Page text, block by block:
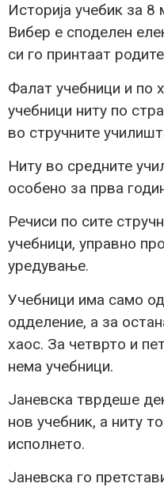
Историја учебик за
Вибер е споделен
си го принтаат
Фалат учебници и по
учебници ниту по
во стручните
Ниту во средните
особено за прва
Речиси по сите
учебници, управно
уредување.
Учебници има само
одделение, а за
хаос. За четврто и
нема учебници.
Јаневска тврдеше
нов учебник, а ниту
исполнето.
Јаневска го